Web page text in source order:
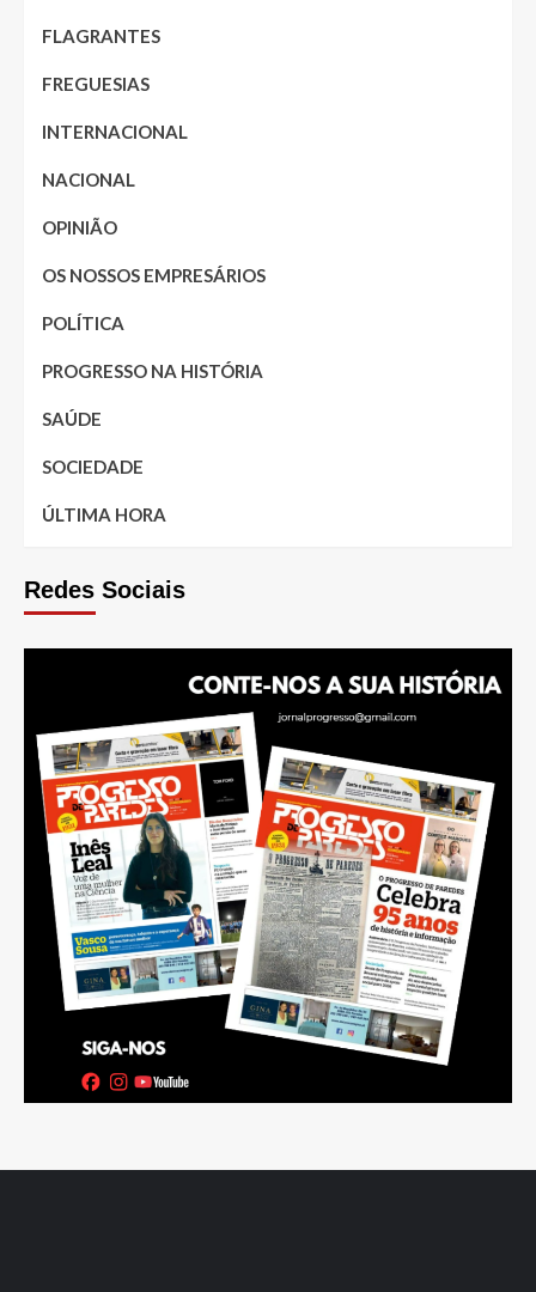
FLAGRANTES
FREGUESIAS
INTERNACIONAL
NACIONAL
OPINIÃO
OS NOSSOS EMPRESÁRIOS
POLÍTICA
PROGRESSO NA HISTÓRIA
SAÚDE
SOCIEDADE
ÚLTIMA HORA
Redes Sociais